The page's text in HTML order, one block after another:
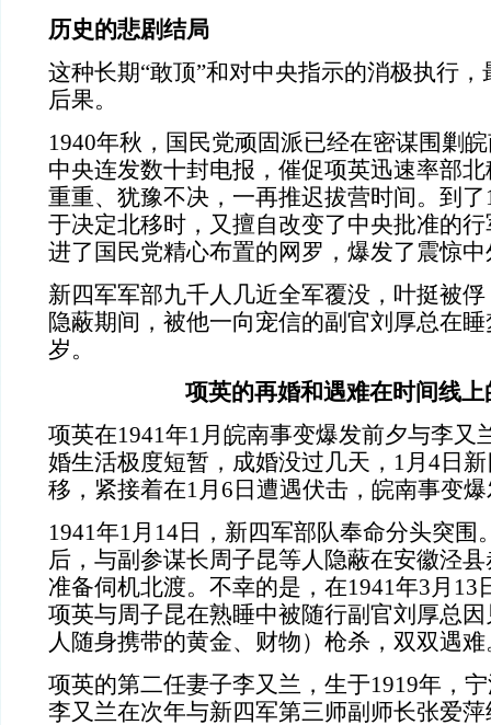
历史的悲剧结局
这种长期“敢顶”和对中央指示的消极执行
后果。
1940年秋，国民党顽固派已经在密谋围剿
中央连发数十封电报，催促项英迅速率部
重重、犹豫不决，一再推迟拔营时间。到
于决定北移时，又擅自改变了中央批准的
进了国民党精心布置的网罗，爆发了震惊中
新四军军部九千人几近全军覆没，叶挺被
隐蔽期间，被他一向宠信的副官刘厚总在
岁。
项英的再婚和遇难在时间线上
项英在1941年1月皖南事变爆发前夕与李又
婚生活极度短暂，成婚没过几天，1月4日
移，紧接着在1月6日遭遇伏击，皖南事变
1941年1月14日，新四军部队奉命分头突围
后，与副参谋长周子昆等人隐蔽在安徽泾
准备伺机北渡。不幸的是，在1941年3月13
项英与周子昆在熟睡中被随行副官刘厚总
人随身携带的黄金、财物）枪杀，双双遇难
项英的第二任妻子李又兰，生于1919年，
李又兰在次年与新四军第三师副师长张爱